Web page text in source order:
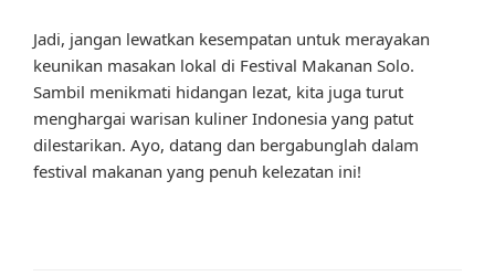
Jadi, jangan lewatkan kesempatan untuk merayakan
keunikan masakan lokal di Festival Makanan Solo.
Sambil menikmati hidangan lezat, kita juga turut
menghargai warisan kuliner Indonesia yang patut
dilestarikan. Ayo, datang dan bergabunglah dalam
festival makanan yang penuh kelezatan ini!